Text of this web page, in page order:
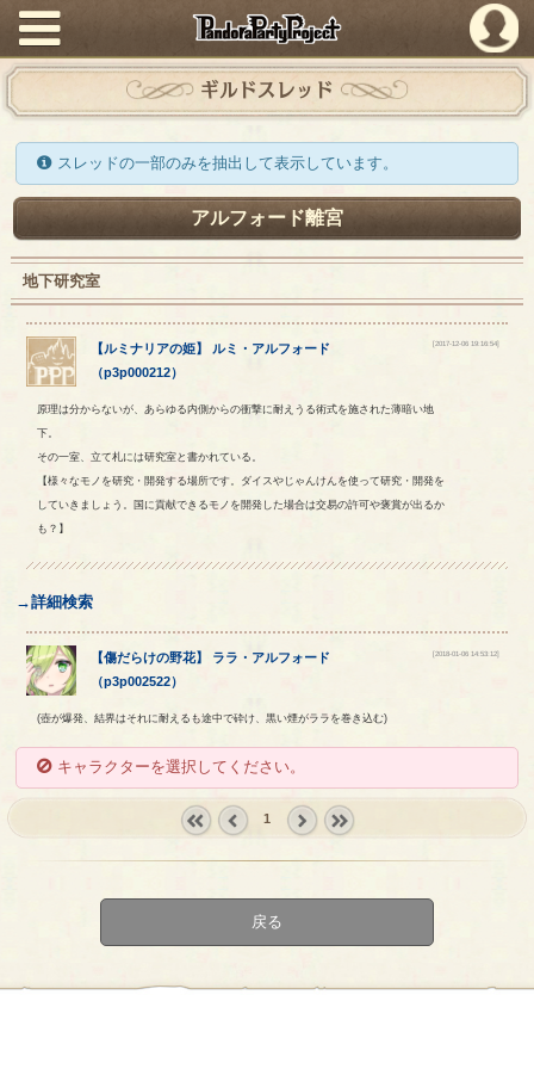
PandoraPartyProject
ギルドスレッド
スレッドの一部のみを抽出して表示しています。
アルフォード離宮
地下研究室
【ルミナリアの姫】 ルミ ・ アルフォード
（p3p000212）
[2017-12-06 19:16:54]
原理は分からないが、あらゆる内側からの衝撃に耐えうる術式を施された薄暗い地
下。
その一室、立て札には研究室と書かれている。
【様々なモノを研究・開発する場所です。ダイスやじゃんけんを使って研究・開発を
していきましょう。国に貢献できるモノを開発した場合は交易の許可や褒賞が出るか
も？】
→詳細検索
【傷だらけの野花】 ララ ・ アルフォード
（p3p002522）
[2018-01-06 14:53:12]
(壺が爆発、結界はそれに耐えるも途中で砕け、黒い煙がララを巻き込む)
キャラクターを選択してください。
1
戻る